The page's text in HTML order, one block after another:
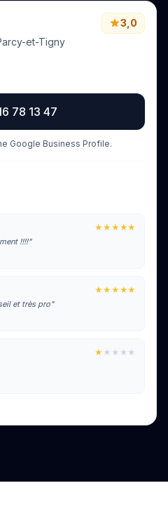
et-Tigny
3,0
78 13 47
Google Business Profile.
★★★★★
!!!!"
★★★★★
et très pro"
★ ★★★★